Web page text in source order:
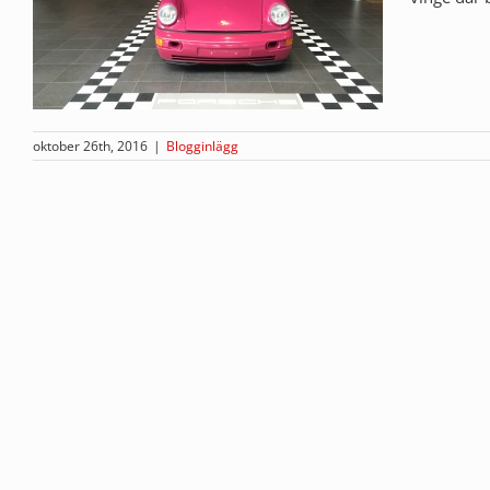
oktober 26th, 2016 | Blogginlägg